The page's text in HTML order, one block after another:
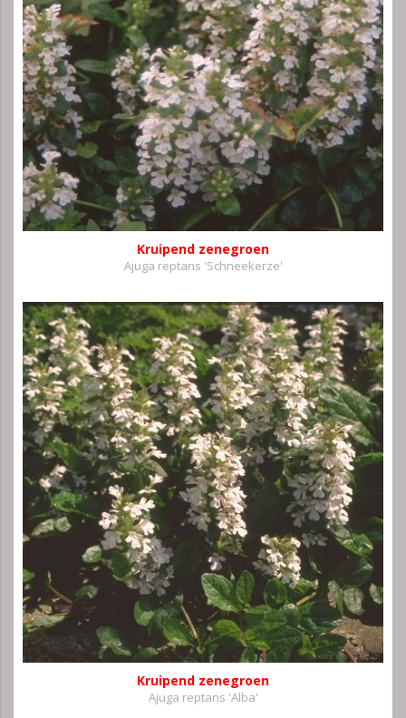
Kruipend zenegroen
Ajuga reptans 'Schneekerze'
Kruipend zenegroen
Ajuga reptans 'Alba'